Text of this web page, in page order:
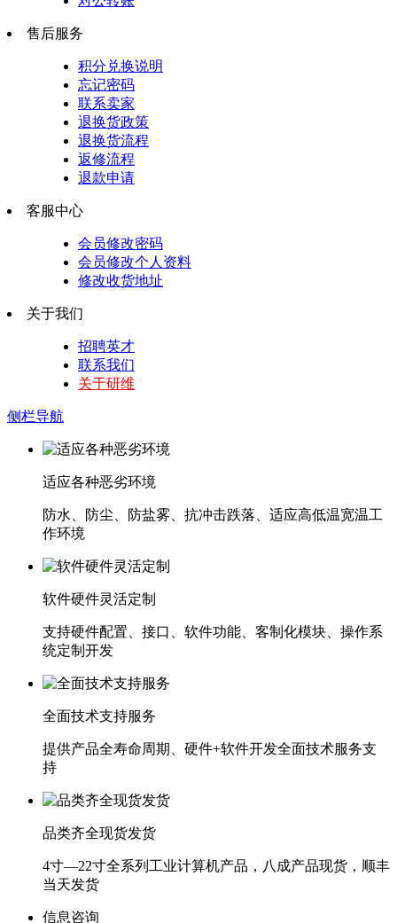
售后服务
积分兑换说明
忘记密码
联系卖家
退换货政策
退换货流程
返修流程
退款申请
客服中心
会员修改密码
会员修改个人资料
修改收货地址
关于我们
招聘英才
联系我们
关于研维
侧栏导航
适应各种恶劣环境
防水、防尘、防盐雾、抗冲击跌落、适应高低温宽温工
作环境
软件硬件灵活定制
支持硬件配置、接口、软件功能、客制化模块、操作系
统定制开发
全面技术支持服务
提供产品全寿命周期、硬件+软件开发全面技术服务支
持
品类齐全现货发货
4寸—22寸全系列工业计算机产品，八成产品现货，顺丰
当天发货
信息咨询